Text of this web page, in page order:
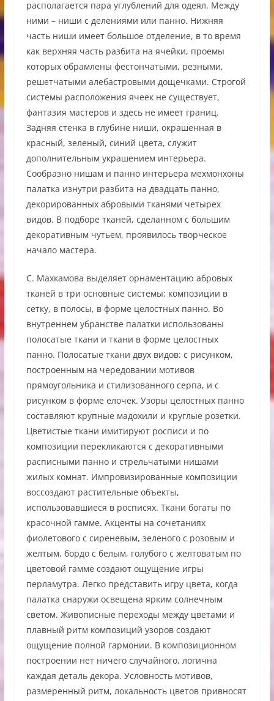
располагается пара углублений для одеял. Между
ними – ниши с делениями или панно. Нижняя
часть ниши имеет большое отделение, в то время
как верхняя часть разбита на ячейки, проемы
которых обрамлены фестончатыми, резными,
решетчатыми алебастровыми дощечками. Строгой
системы расположения ячеек не существует,
фантазия мастеров и здесь не имеет границ.
Задняя стенка в глубине ниши, окрашенная в
красный, зеленый, синий цвета, служит
дополнительным украшением интерьера.
Сообразно нишам и панно интерьера мехмонхоны
палатка изнутри разбита на двадцать панно,
декорированных абровыми тканями четырех
видов. В подборе тканей, сделанном с большим
декоративным чутьем, проявилось творческое
начало мастера.
С. Махкамова выделяет орнаментацию абровых
тканей в три основные системы: композиции в
сетку, в полосы, в форме целостных панно. Во
внутреннем убранстве палатки использованы
полосатые ткани и ткани в форме целостных
панно. Полосатые ткани двух видов: с рисунком,
построенным на чередовании мотивов
прямоугольника и стилизованного серпа, и с
рисунком в форме елочек. Узоры целостных панно
составляют крупные мадохили и круглые розетки.
Цветистые ткани имитируют росписи и по
композиции перекликаются с декоративными
расписными панно и стрельчатыми нишами
жилых комнат. Импровизированные композиции
воссоздают растительные объекты,
использовавшиеся в росписях. Ткани богаты по
красочной гамме. Акценты на сочетаниях
фиолетового с сиреневым, зеленого с розовым и
желтым, бордо с белым, голубого с желтоватым по
цветовой гамме создают ощущение игры
перламутра. Легко представить игру цвета, когда
палатка снаружи освещена ярким солнечным
светом. Живописные переходы между цветами и
плавный ритм композиций узоров создают
ощущение полной гармонии. В композиционном
построении нет ничего случайного, логична
каждая деталь декора. Условность мотивов,
размеренный ритм, локальность цветов привносят